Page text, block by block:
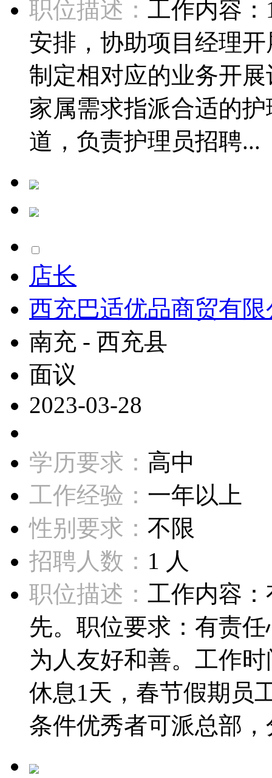
职位描述： 工作内容
安排，协助项目经理
制定相对应的业务开
家属需求指派合适的
道，负责护理员招聘...
店长
西充巴适优品商贸有限
南充 - 西充县
面议
2023-03-28
学历要求： 高中
工作经验： 一年以上
性别要求： 不限
招聘人数： 1 人
职位描述： 工作内容
先。职位要求：有责
为人友好和善。工作
休息1天，春节假期员
条件优秀者可派总部，